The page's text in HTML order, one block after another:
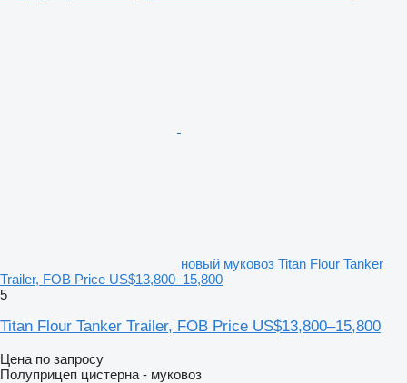
новый муковоз Titan Flour Tanker
Trailer, FOB Price US$13,800–15,800
5
Titan Flour Tanker Trailer, FOB Price US$13,800–15,800
Цена по запросу
Полуприцеп цистерна - муковоз